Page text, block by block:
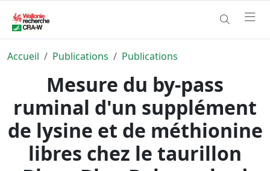
Accueil Publications Publications
Mesure du by-pass
ruminal d'un supplément
de lysine et de méthionine
libres chez le taurillon